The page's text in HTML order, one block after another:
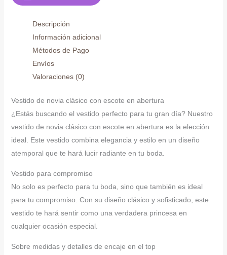
Descripción
Información adicional
Métodos de Pago
Envíos
Valoraciones (0)
Vestido de novia clásico con escote en abertura
¿Estás buscando el vestido perfecto para tu gran día? Nuestro
vestido de novia clásico con escote en abertura es la elección
ideal. Este vestido combina elegancia y estilo en un diseño
atemporal que te hará lucir radiante en tu boda.
Vestido para compromiso
No solo es perfecto para tu boda, sino que también es ideal
para tu compromiso. Con su diseño clásico y sofisticado, este
vestido te hará sentir como una verdadera princesa en
cualquier ocasión especial.
Sobre medidas y detalles de encaje en el top